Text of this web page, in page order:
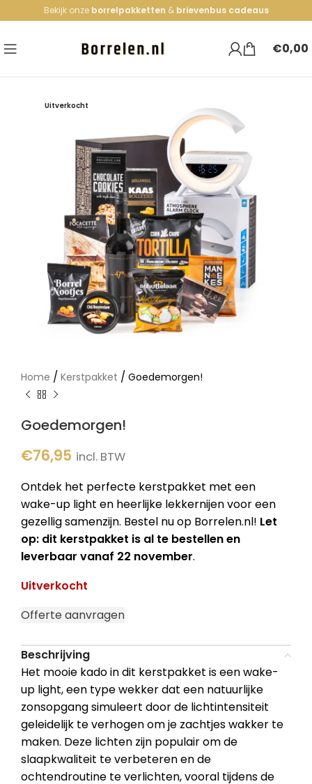
Bekijk onze borrelpakketten & brievenbus cadeaus
€0,00
Uitverkocht
Home / Kerstpakket / Goedemorgen!
Goedemorgen!
€76,95 incl. BTW
Ontdek het perfecte kerstpakket met een
wake-up light en heerlijke lekkernijen voor een
gezellig samenzijn. Bestel nu op Borrelen.nl! Let
op: dit kerstpakket is al te bestellen en
leverbaar vanaf 22 november.
Uitverkocht
Offerte aanvragen
Beschrijving
Het mooie kado in dit kerstpakket is een wake-
up light, een type wekker dat een natuurlijke
zonsopgang simuleert door de lichtintensiteit
geleidelijk te verhogen om je zachtjes wakker te
maken. Deze lichten zijn populair om de
slaapkwaliteit te verbeteren en de
ochtendroutine te verlichten, vooral tijdens de